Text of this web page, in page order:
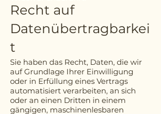
Recht auf
Datenübertragbarkei
t
Sie haben das Recht, Daten, die wir
auf Grundlage Ihrer Einwilligung
oder in Erfüllung eines Vertrags
automatisiert verarbeiten, an sich
oder an einen Dritten in einem
gängigen, maschinenlesbaren